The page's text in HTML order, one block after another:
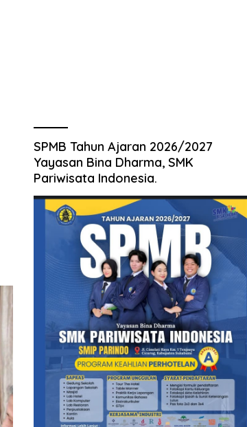
SPMB Tahun Ajaran 2026/2027
Yayasan Bina Dharma, SMK
Pariwisata Indonesia.